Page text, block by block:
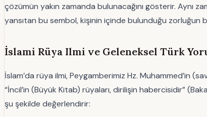
çözümün yakın zamanda bulunacağını gösterir. Aynı
yansıtan bu sembol, kişinin içinde bulunduğu
İslami Rüya Ilmi ve Geleneksel Türk
İslam’da rüya ilmi, Peygamberimiz Hz. Muhammed’in
“İncil’in (Büyük Kitab) rüyaları, dirilişin habercisidir”
şu şekilde değerlendirir: